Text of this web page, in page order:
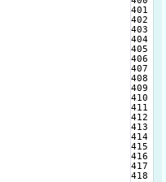
401
402
403
404
405
406
407
408
409
410
411
412
413
414
415
416
417
418